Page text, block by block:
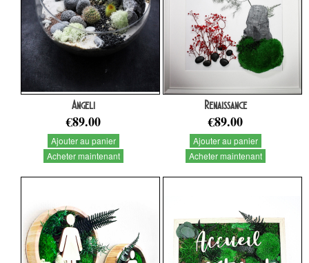
Angeli
€89.00
Ajouter au panier
Acheter maintenant
Renaissance
€89.00
Ajouter au panier
Acheter maintenant